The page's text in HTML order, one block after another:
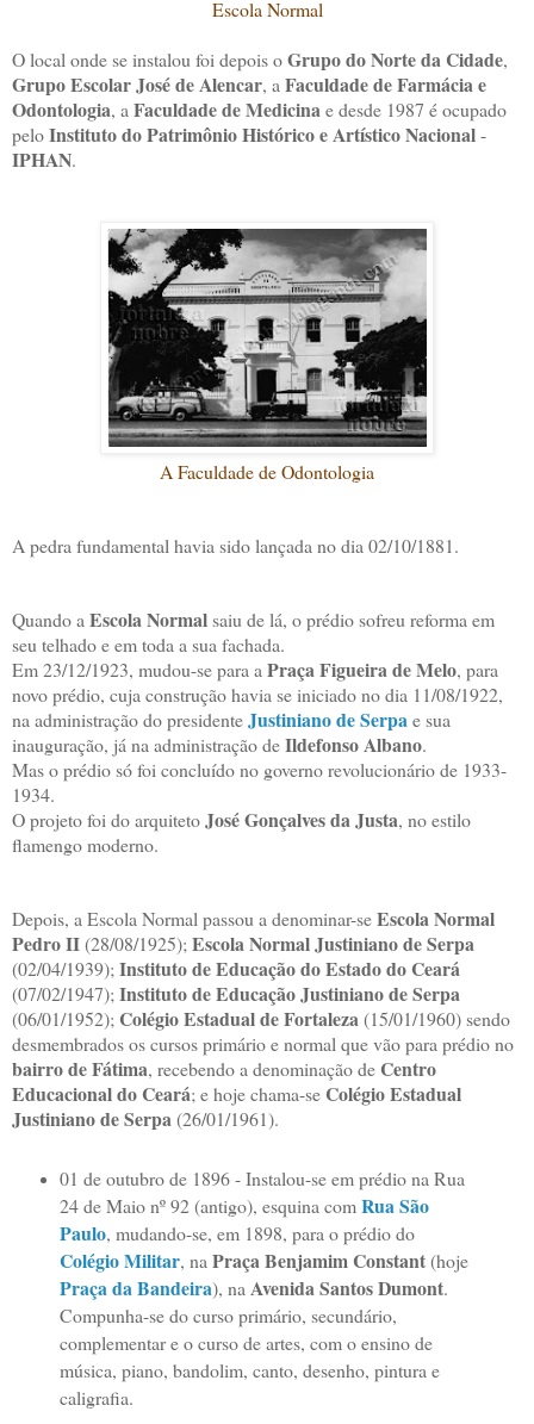
Escola Normal
O local onde se instalou foi depois oGrupo do Norte da Cidade,
Grupo Escolar José de Alencar, aFaculdade de Farmácia e
Odontologia, aFaculdade de Medicinae desde 1987 é ocupado
peloInstituto do Patrimônio Histórico e Artístico Nacional-
IPHAN.
A Faculdade de Odontologia
A pedra fundamental havia sido lançada no dia 02/10/1881.
Quando aEscola Normalsaiu de lá, o prédio sofreu reforma em
seu telhado e em toda a sua fachada.
Em 23/12/1923, mudou-se para aPraça Figueira de Melo, para
novo prédio, cuja construção havia se iniciado no dia 11/08/1922,
na administração do presidenteJustiniano de Serpae sua
inauguração, já na administração deIldefonso Albano.
Mas o prédio só foi concluído no governo revolucionário de 1933-
1934.
O projeto foi do arquitetoJosé Gonçalves da Justa, no estilo
flamengo moderno.
Depois, a Escola Normal passou a denominar-seEscola Normal
Pedro II(28/08/1925);Escola Normal Justiniano de Serpa
(02/04/1939);Instituto de Educação do Estado do Ceará
(07/02/1947);Instituto de Educação Justiniano de Serpa
(06/01/1952);Colégio Estadual de Fortaleza(15/01/1960) sendo
desmembrados os cursos primário e normal que vão para prédio no
bairro de Fátima, recebendo a denominação deCentro
Educacional do Ceará; e hoje chama-seColégio Estadual
Justiniano de Serpa(26/01/1961).
01 de outubro de 1896 - Instalou-se em prédio na Rua
24 de Maio nº 92 (antigo), esquina comRua São
Paulo, mudando-se, em 1898, para o prédio do
Colégio Militar, naPraça Benjamim Constant(hoje
Praça da Bandeira), naAvenida Santos Dumont.
Compunha-se do curso primário, secundário,
complementar e o curso de artes, com o ensino de
música, piano, bandolim, canto, desenho, pintura e
caligrafia.